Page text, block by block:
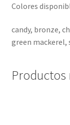
Colores
candy, bronze,
green mackerel,